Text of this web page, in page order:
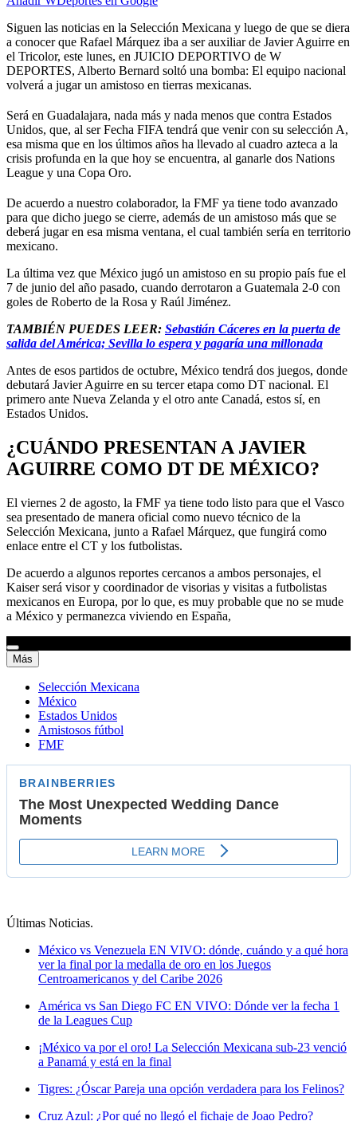
Siguen las noticias en la Selección Mexicana y luego de que se diera
a conocer que Rafael Márquez iba a ser auxiliar de Javier Aguirre en
el Tricolor, este lunes, en JUICIO DEPORTIVO de W
DEPORTES, Alberto Bernard soltó una bomba: El equipo nacional
volverá a jugar un amistoso en tierras mexicanas.
Será en Guadalajara, nada más y nada menos que contra Estados
Unidos, que, al ser Fecha FIFA tendrá que venir con su selección A,
esa misma que en los últimos años ha llevado al cuadro azteca a la
crisis profunda en la que hoy se encuentra, al ganarle dos Nations
League y una Copa Oro.
De acuerdo a nuestro colaborador, la FMF ya tiene todo avanzado
para que dicho juego se cierre, además de un amistoso más que se
deberá jugar en esa misma ventana, el cual también sería en territorio
mexicano.
La última vez que México jugó un amistoso en su propio país fue el
7 de junio del año pasado, cuando derrotaron a Guatemala 2-0 con
goles de Roberto de la Rosa y Raúl Jiménez.
TAMBIÉN PUEDES LEER: Sebastián Cáceres en la puerta de
salida del América; Sevilla lo espera y pagaría una millonada
Antes de esos partidos de octubre, México tendrá dos juegos, donde
debutará Javier Aguirre en su tercer etapa como DT nacional. El
primero ante Nueva Zelanda y el otro ante Canadá, estos sí, en
Estados Unidos.
¿CUÁNDO PRESENTAN A JAVIER
AGUIRRE COMO DT DE MÉXICO?
El viernes 2 de agosto, la FMF ya tiene todo listo para que el Vasco
sea presentado de manera oficial como nuevo técnico de la
Selección Mexicana, junto a Rafael Márquez, que fungirá como
enlace entre el CT y los futbolistas.
De acuerdo a algunos reportes cercanos a ambos personajes, el
Kaiser será visor y coordinador de visorias y visitas a futbolistas
mexicanos en Europa, por lo que, es muy probable que no se mude
a México y permanezca viviendo en España,
Más
Selección Mexicana
México
Estados Unidos
Amistosos fútbol
FMF
Últimas Noticias.
México vs Venezuela EN VIVO: dónde, cuándo y a qué hora
ver la final por la medalla de oro en los Juegos
Centroamericanos y del Caribe 2026
América vs San Diego FC EN VIVO: Dónde ver la fecha 1
de la Leagues Cup
¡México va por el oro! La Selección Mexicana sub-23 venció
a Panamá y está en la final
Tigres: ¿Óscar Pareja una opción verdadera para los Felinos?
Cruz Azul: ¿Por qué no llegó el fichaje de Joao Pedro?